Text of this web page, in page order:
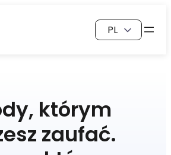
Wybierz
język
którym
zaufać.